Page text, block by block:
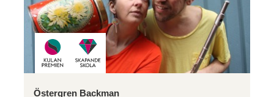
Östergren Backman